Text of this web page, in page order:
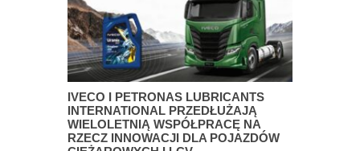
IVECO I PETRONAS LUBRICANTS
INTERNATIONAL PRZEDŁUŻAJĄ
WIELOLETNIĄ WSPÓŁPRACĘ NA
RZECZ INNOWACJI DLA POJAZDÓW